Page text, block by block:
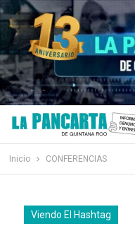
Inicio CONFERENCIAS
Viendo El Hashtag